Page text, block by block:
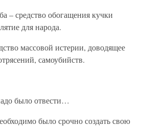
средство обогащения кучки
для народа.
массовой истерии, доводящее
самоубийств.
было отвести…
было срочно создать свою